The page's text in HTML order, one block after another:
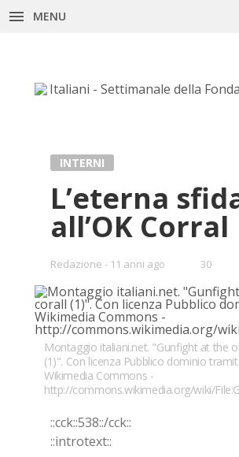
MENU
INTERNI
L’e­ter­na
al­l’OK Cor­ral
Redazione 11 anni ago
•
30
Montaggio italiani.net. "Gunfight at the
(1)". Con licenza Pubblico dominio
Wikimedia Commons -
http://commons.wikimedia.org/wiki/
::cck::538::/​cck::
::in­tro­text::